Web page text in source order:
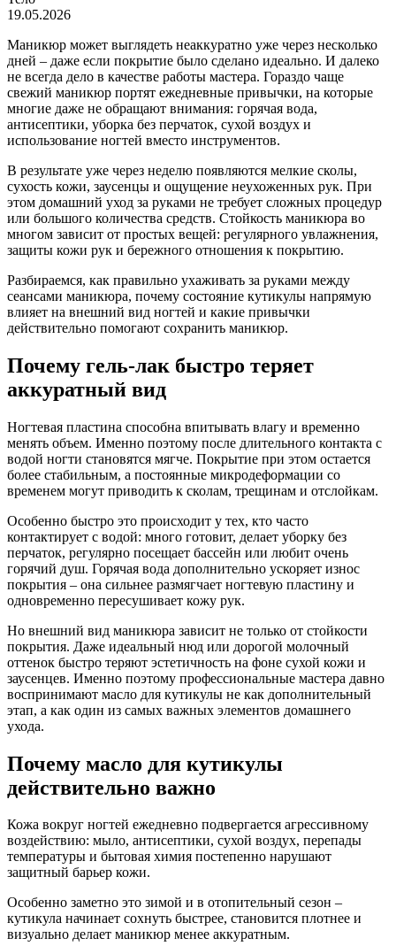
19.05.2026
Маникюр может выглядеть неаккуратно уже через несколько
дней – даже если покрытие было сделано идеально. И далеко
не всегда дело в качестве работы мастера. Гораздо чаще
свежий маникюр портят ежедневные привычки, на которые
многие даже не обращают внимания: горячая вода,
антисептики, уборка без перчаток, сухой воздух и
использование ногтей вместо инструментов.
В результате уже через неделю появляются мелкие сколы,
сухость кожи, заусенцы и ощущение неухоженных рук. При
этом домашний уход за руками не требует сложных процедур
или большого количества средств. Стойкость маникюра во
многом зависит от простых вещей: регулярного увлажнения,
защиты кожи рук и бережного отношения к покрытию.
Разбираемся, как правильно ухаживать за руками между
сеансами маникюра, почему состояние кутикулы напрямую
влияет на внешний вид ногтей и какие привычки
действительно помогают сохранить маникюр.
Почему гель-лак быстро теряет
аккуратный вид
Ногтевая пластина способна впитывать влагу и временно
менять объем. Именно поэтому после длительного контакта с
водой ногти становятся мягче. Покрытие при этом остается
более стабильным, а постоянные микродеформации со
временем могут приводить к сколам, трещинам и отслойкам.
Особенно быстро это происходит у тех, кто часто
контактирует с водой: много готовит, делает уборку без
перчаток, регулярно посещает бассейн или любит очень
горячий душ. Горячая вода дополнительно ускоряет износ
покрытия – она сильнее размягчает ногтевую пластину и
одновременно пересушивает кожу рук.
Но внешний вид маникюра зависит не только от стойкости
покрытия. Даже идеальный нюд или дорогой молочный
оттенок быстро теряют эстетичность на фоне сухой кожи и
заусенцев. Именно поэтому профессиональные мастера давно
воспринимают масло для кутикулы не как дополнительный
этап, а как один из самых важных элементов домашнего
ухода.
Почему масло для кутикулы
действительно важно
Кожа вокруг ногтей ежедневно подвергается агрессивному
воздействию: мыло, антисептики, сухой воздух, перепады
температуры и бытовая химия постепенно нарушают
защитный барьер кожи.
Особенно заметно это зимой и в отопительный сезон –
кутикула начинает сохнуть быстрее, становится плотнее и
визуально делает маникюр менее аккуратным.